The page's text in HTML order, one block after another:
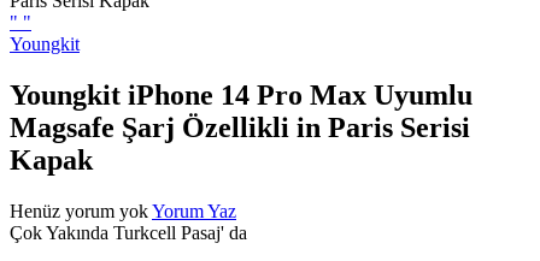
" "
Youngkit
Youngkit iPhone 14 Pro Max Uyumlu
Magsafe Şarj Özellikli in Paris Serisi
Kapak
Henüz yorum yokYorum Yaz
Çok Yakında Turkcell Pasaj' da